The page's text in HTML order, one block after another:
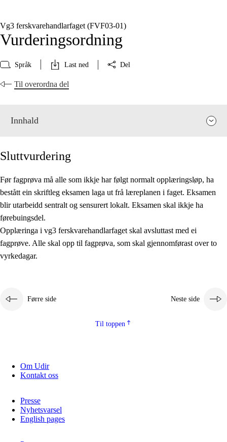
Vg3 ferskvarehandlarfaget (FVF03‑01)
Vurderingsordning
Språk Last ned Del
Til overordna del
Innhald
Fagrelevans og sentrale verdiar
Kjerneelement
Tverrfaglege tema
Grunnleggjande ferdigheiter
Sluttvurdering
Før fagprøva må alle som ikkje har følgt normalt opplæringsløp, ha
bestått ein skriftleg eksamen laga ut frå læreplanen i faget. Eksamen
blir utarbeidd sentralt og sensurert lokalt. Eksamen skal ikkje ha
førebuingsdel.
Opplæringa i vg3 ferskvarehandlarfaget skal avsluttast med ei
fagprøve. Alle skal opp til fagprøva, som skal gjennomførast over to
vyrkedagar.
Førre side Neste side
Til toppen
Om Udir
Kontakt oss
Presse
Nyhetsvarsel
English pages